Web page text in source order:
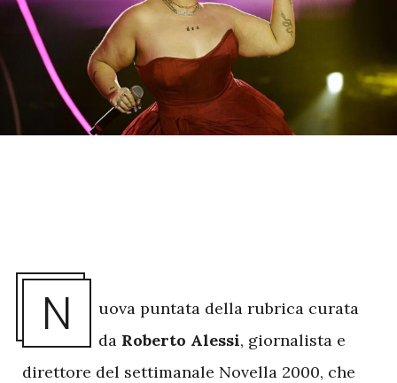
N
uova puntata della rubrica curata
da Roberto Alessi, giornalista e
direttore del settimanale Novella 2000, che